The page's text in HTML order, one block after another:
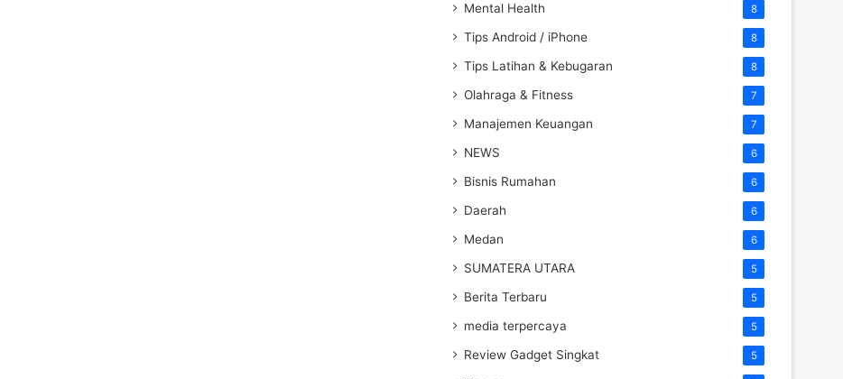
Mental Health 8
Tips Android / iPhone 8
Tips Latihan & Kebugaran 8
Olahraga & Fitness 7
Manajemen Keuangan 7
NEWS 6
Bisnis Rumahan 6
Daerah 6
Medan 6
SUMATERA UTARA 5
Berita Terbaru 5
media terpercaya 5
Review Gadget Singkat 5